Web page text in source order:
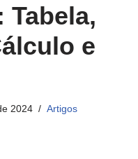
Tabela,
e
2024 Artigos